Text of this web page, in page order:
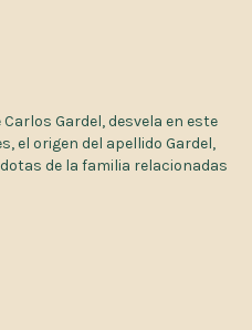
Gardel, desvela en este
el origen del apellido Gardel,
de la familia relacionadas